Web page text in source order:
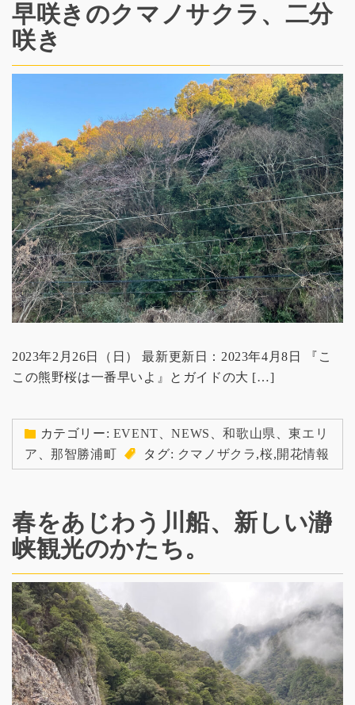
早咲きのクマノサクラ、二分
咲き
2023年2月26日（日） 最新更新日：2023年4月8日 『こ
この熊野桜は一番早いよ』とガイドの大 […]
カテゴリー: EVENT 、NEWS 、和歌山県 、東エリ
ア 、那智勝浦町 タグ: クマノザクラ,桜,開花情報
春をあじわう川船、新しい瀞
峡観光のかたち。